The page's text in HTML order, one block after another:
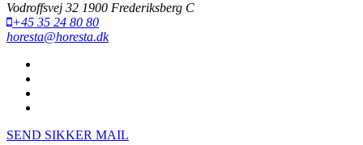
Vodroffsvej 32 1900 Frederiksberg C
+45 35 24 80 80
horesta@horesta.dk
SEND SIKKER MAIL